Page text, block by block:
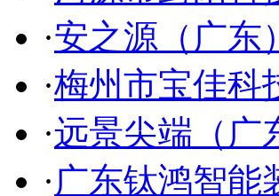
·安之源（广东
·梅州市宝佳科
·远景尖端（广
·广东钛鸿智能